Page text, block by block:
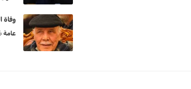
وفاة
عامة 6